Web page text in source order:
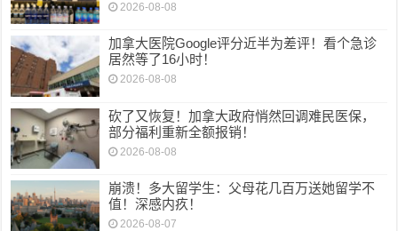
2026-08-08
加拿大医院Google评分近半为差评！看个急诊
居然等了16小时！
2026-08-08
砍了又恢复！加拿大政府悄然回调难民医保，
部分福利重新全额报销！
2026-08-08
崩溃！多大留学生：父母花几百万送她留学不
值！深感内疚！
2026-08-07